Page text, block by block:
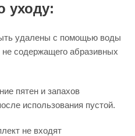
уходу:
удалены с помощью воды
содержащего абразивных
пятен и запахов
использования пустой.
не входят